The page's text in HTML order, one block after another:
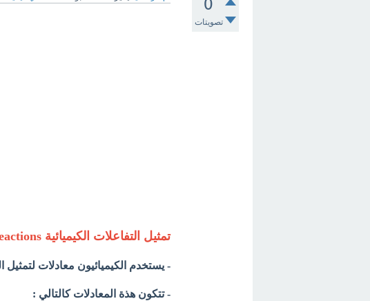
0
تصويتات
تمثيل التفاعلات الكيميائية Representing Chemical Reactions
- يستخدم الكيميائيون معادلات لتمثيل
- تتكون هذة المعادلات كالتالي :